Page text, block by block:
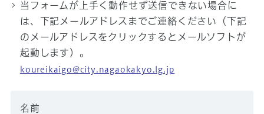
当フォームが上手く動作せず送信できない場合に
は、下記メールアドレスまでご連絡ください（下記
のメールアドレスをクリックするとメールソフトが
起動します）。
koureikaigo@city.nagaokakyo.lg.jp
名前